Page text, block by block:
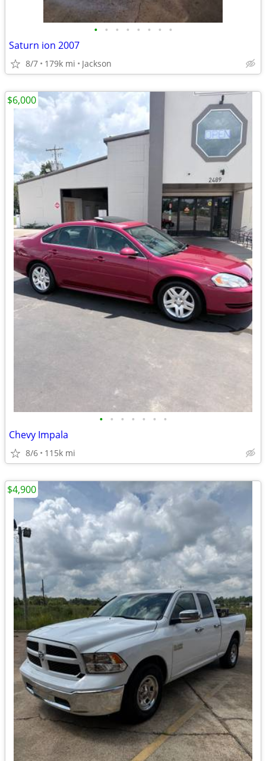
• • • • • • • •
Saturn ion 2007
8/7 179k mi Jackson
• • • • • • •
Chevy Impala
8/6 115k mi
$6,000
$4,900